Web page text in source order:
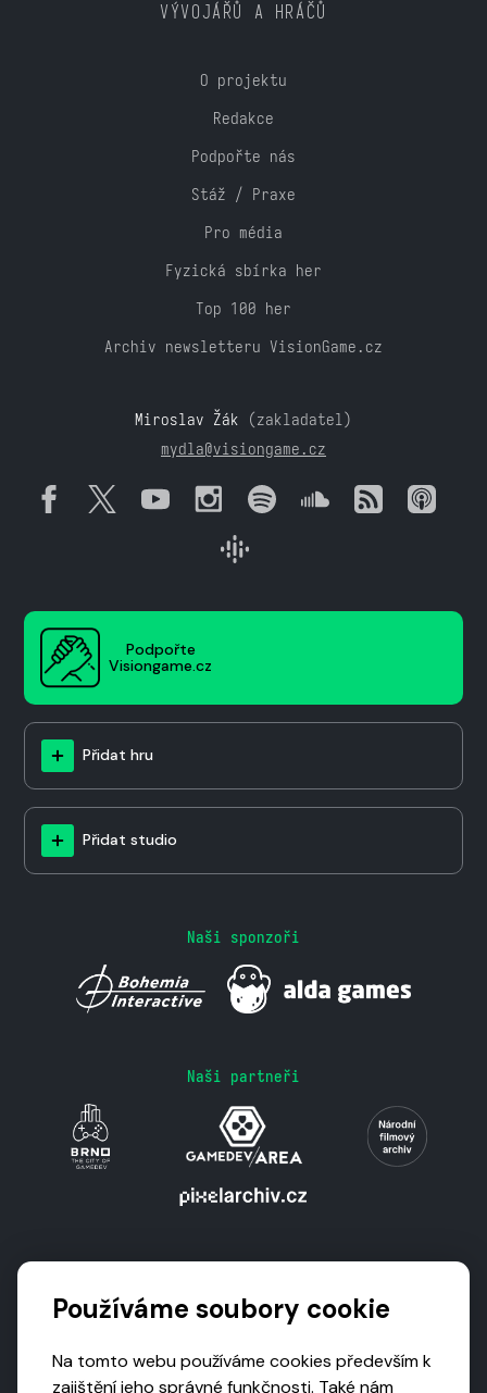
VÝVOJÁŘŮ A HRÁČŮ
O projektu
Redakce
Podpořte nás
Stáž / Praxe
Pro média
Fyzická sbírka her
Top 100 her
Archiv newsletteru VisionGame.cz
Miroslav Žák (zakladatel)
mydla@visiongame.cz
Podpořte
Visiongame.cz
Přidat hru
Přidat studio
Naši sponzoři
Naši partneři
Používáme soubory cookie
Na tomto webu používáme cookies především k
zajištění jeho správné funkčnosti. Také nám